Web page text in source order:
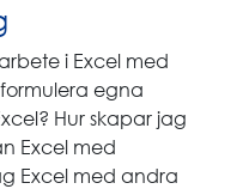
i Excel med
egna
Hur skapar jag
Excel med
Excel med andra